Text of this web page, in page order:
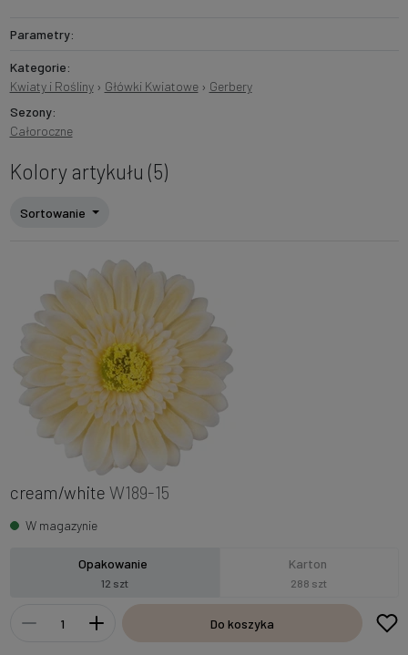
Parametry:
Kategorie:
Kwiaty i Rośliny› Główki Kwiatowe› Gerbery
Sezony:
Całoroczne
Kolory artykułu (5)
Sortowanie
cream/white W189-15
W magazynie
Opakowanie
12 szt
Karton
288 szt
Do koszyka